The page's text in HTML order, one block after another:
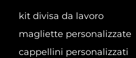
kit divisa da lavoro
magliette personalizzate
cappellini personalizzati